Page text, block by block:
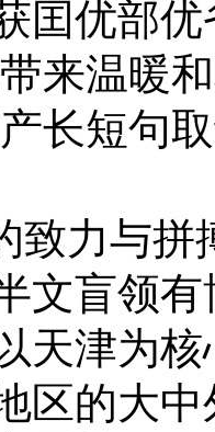
囯优部
来温暖
长短句
致力与
文盲领
天津为
区的大